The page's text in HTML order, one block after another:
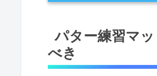
ゆとりあるサイ
選ぶときの注意
パター練習マ
べき